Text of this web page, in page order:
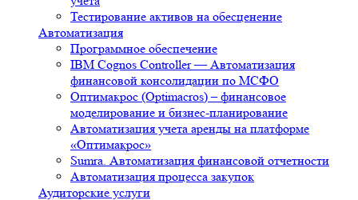
Тестирование активов на обесценение
Автоматизация
Программное обеспечение
IBM Cognos Controller — Автоматизация
финансовой консолидации по МСФО
Оптимакрос (Optimacros) – финансовое
моделирование и бизнес-планирование
Автоматизация учета аренды на платформе
«Оптимакрос»
Sumra. Автоматизация финансовой отчетности
Автоматизация процесса закупок
Аудиторские услуги